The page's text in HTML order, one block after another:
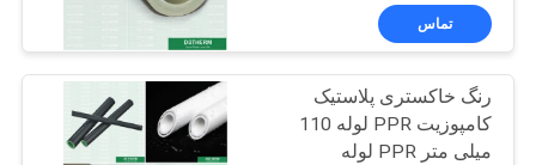
مقاومت بالا
تماس
رنگ خاکستری پلاستیک
کامپوزیت PPR لوله 110
میلی متر PPR لوله